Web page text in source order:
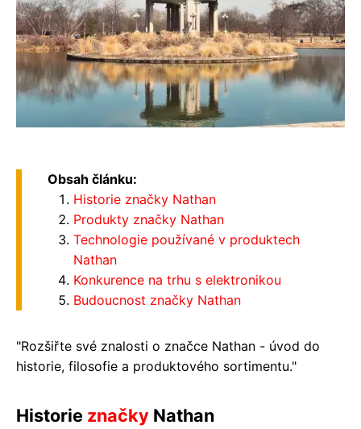
Obsah článku:
Historie značky Nathan
Produkty značky Nathan
Technologie používané v produktech
Nathan
Konkurence na trhu s elektronikou
Budoucnost značky Nathan
"Rozšiřte své znalosti o značce Nathan - úvod do
historie, filosofie a produktového sortimentu."
Historie značky Nathan